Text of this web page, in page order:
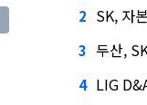
2 SK, 자
3 두산,
4 LIG